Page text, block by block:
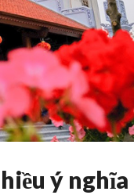
ý nghĩa